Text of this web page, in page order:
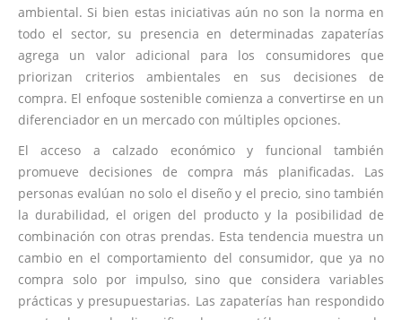
ambiental. Si bien estas iniciativas aún no son la norma en
todo el sector, su presencia en determinadas zapaterías
agrega un valor adicional para los consumidores que
priorizan criterios ambientales en sus decisiones de
compra. El enfoque sostenible comienza a convertirse en un
diferenciador en un mercado con múltiples opciones.
El acceso a calzado económico y funcional también
promueve decisiones de compra más planificadas. Las
personas evalúan no solo el diseño y el precio, sino también
la durabilidad, el origen del producto y la posibilidad de
combinación con otras prendas. Esta tendencia muestra un
cambio en el comportamiento del consumidor, que ya no
compra solo por impulso, sino que considera variables
prácticas y presupuestarias. Las zapaterías han respondido